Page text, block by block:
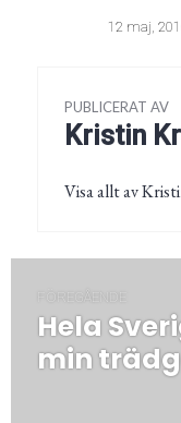
12 maj,
PUBLICERAT AV
Kristin
Visa allt av
FÖREGÅENDE
Föregående
post:
Hela
min